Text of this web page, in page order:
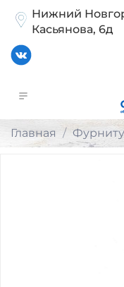
Нижний
Касьянова, 6д
Главная